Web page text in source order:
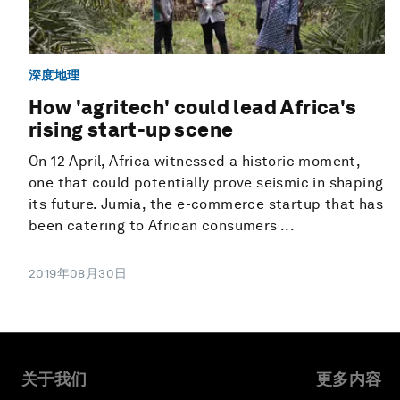
深度地理
How 'agritech' could lead Africa's
rising start-up scene
On 12 April, Africa witnessed a historic moment,
one that could potentially prove seismic in shaping
its future. Jumia, the e-commerce startup that has
been catering to African consumers ...
2019年08月30日
关于我们 更多内容